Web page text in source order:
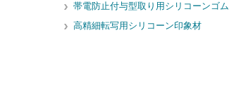
帯電防止付与型取り用シリコーンゴム
高精細転写用シリコーン印象材